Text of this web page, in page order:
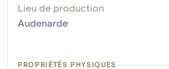
Lieu de production
Audenarde
PROPRIÉTÉS PHYSIQUES